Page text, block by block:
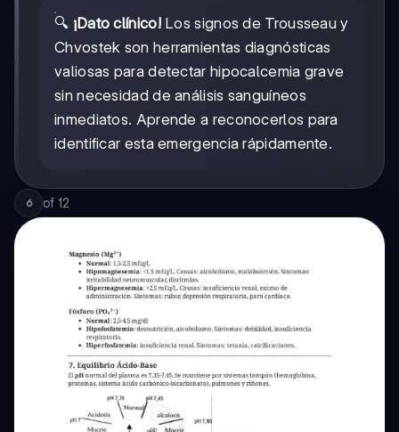
🔍 ¡Dato clínico!Los signos de Trousseau y
Chvostek son herramientas diagnósticas
valiosas para detectar hipocalcemia grave
sin necesidad de análisis sanguíneos
inmediatos. Aprende a reconocerlos para
identificar esta emergencia rápidamente.
6 of 12